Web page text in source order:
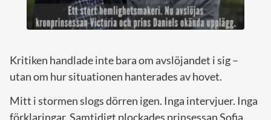
Kritiken handlade inte bara om avslöjandet i sig –
utan om hur situationen hanterades av hovet.
Mitt i stormen slogs dörren igen. Inga intervjuer. Inga
förklaringar. Samtidigt plockades prinsessan Sofia